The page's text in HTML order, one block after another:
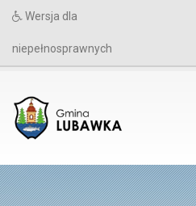
Wersja dla
niepełnosprawnych